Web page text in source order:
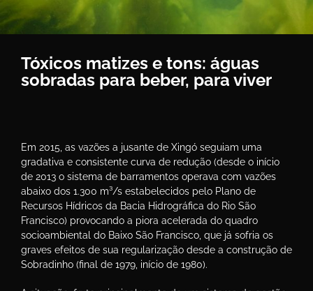
Tóxicos matizes e tons: águas
sobradas para beber, para viver
Em 2015, as vazões a jusante de Xingó seguiam uma
gradativa e consistente curva de redução (desde o início
de 2013 o sistema de barramentos operava com vazões
abaixo dos 1.300 m³/s estabelecidos pelo Plano de
Recursos Hídricos da Bacia Hidrográfica do Rio São
Francisco) provocando a piora acelerada do quadro
socioambiental do Baixo São Francisco, que já sofria os
graves efeitos de sua regularização desde a construção de
Sobradinho (final de 1979, início de 1980).